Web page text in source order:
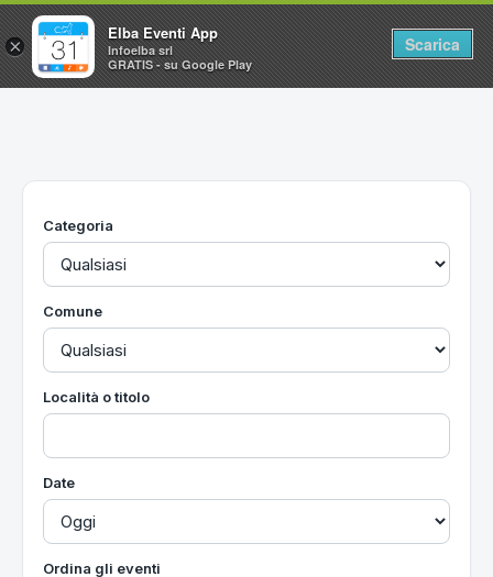
Home
Utilità
Categoria
Comune
Località o titolo
Date
Ordina gli eventi
×
Elba Eventi App
Infoelba srl
GRATIS - su Google Play
Scarica